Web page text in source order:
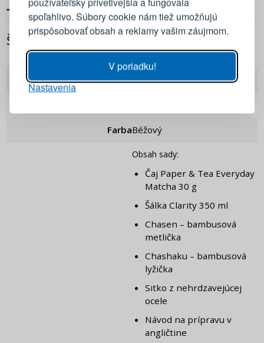
spoľahlivo. Súbory cookie nám tiež umožňujú
prispôsobovať obsah a reklamy vašim záujmom.
V poriadku!
Nastavenia
ŠPECIFIKÁCIA
EAN 4055743018269
Farba Béžový
Obsah sady:
Čaj Paper & Tea Everyday
Matcha 30 g
Šálka Clarity 350 ml
Chasen – bambusová
metlička
Chashaku – bambusová
lyžička
Sitko z nehrdzavejúcej
ocele
Návod na prípravu v
angličtine
E-mail
PRIHLÁSIŤ SA